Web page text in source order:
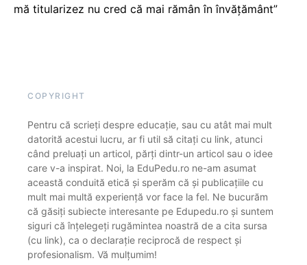
mă titularizez nu cred că mai rămân în învățământ”
COPYRIGHT
Pentru că scrieți despre educație, sau cu atât mai mult
datorită acestui lucru, ar fi util să citați cu link, atunci
când preluați un articol, părți dintr-un articol sau o idee
care v-a inspirat. Noi, la EduPedu.ro ne-am asumat
această conduită etică și sperăm că și publicațiile cu
mult mai multă experiență vor face la fel. Ne bucurăm
că găsiți subiecte interesante pe Edupedu.ro și suntem
siguri că înțelegeți rugămintea noastră de a cita sursa
(cu link), ca o declarație reciprocă de respect și
profesionalism. Vă mulțumim!